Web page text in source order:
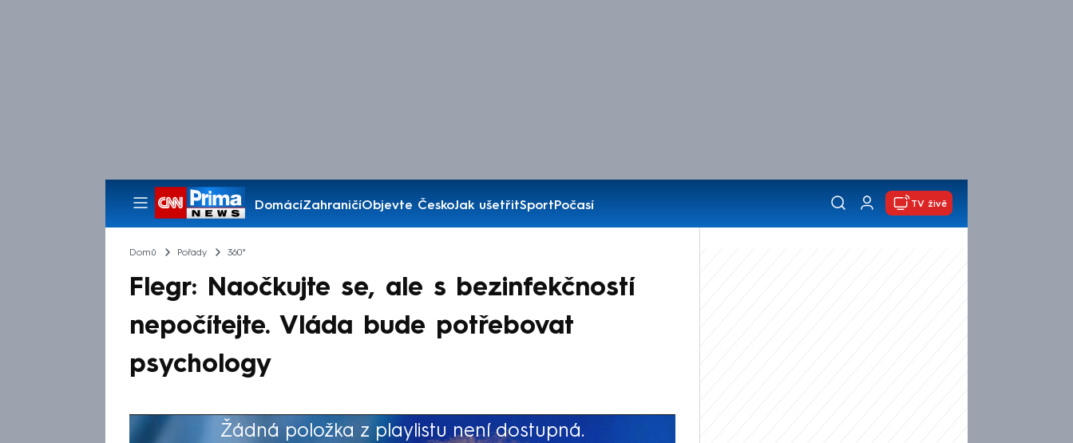
DomácíZahraničíObjevte ČeskoJak ušetřitSportPočasí
Pořady
TV živě
Domů Pořady 360°
Flegr: Naočkujte se, ale s bezinfekčností
nepočítejte. Vláda bude potřebovat
psychology
Žádná položka z playlistu není dostupná.
Výběr redakce